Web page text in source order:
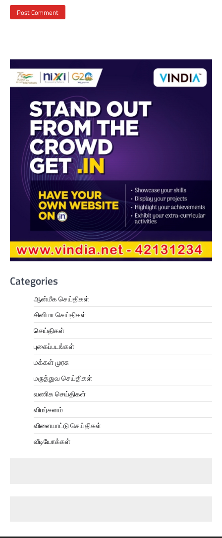
Categories
ஆன்மீக செய்திகள்
சினிமா செய்திகள்
செய்திகள்
புகைப்படங்கள்
மக்கள் முரசு
மருத்துவ செய்திகள்
வணிக செய்திகள்
விமர்சனம்
விளையாட்டு செய்திகள்
வீடியோக்கள்